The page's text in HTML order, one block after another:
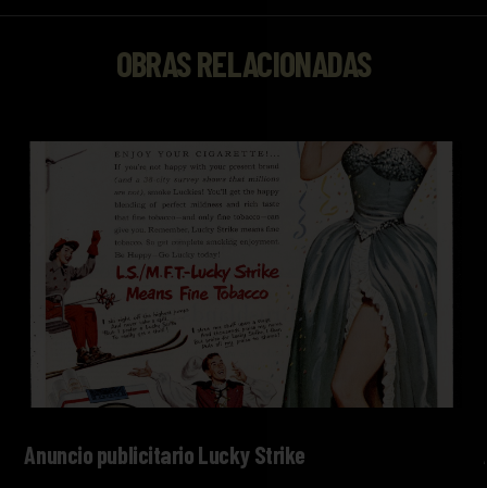
OBRAS RELACIONADAS
Anuncio publicitario Lucky Strike